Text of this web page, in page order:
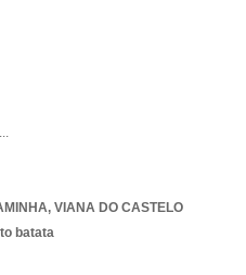
...
, VIANA DO CASTELO
batata